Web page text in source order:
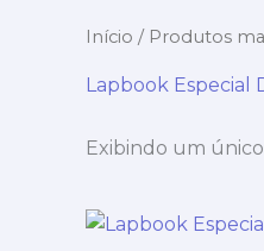
Início / Produtos
Lapbook Especial
Exibindo um